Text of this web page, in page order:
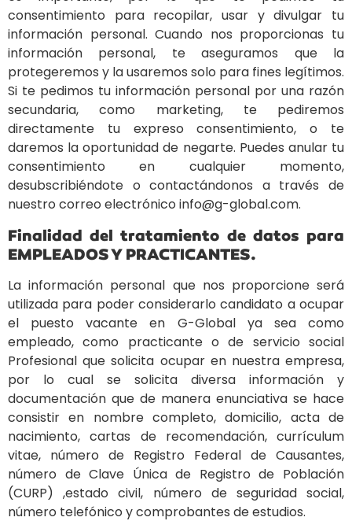
consentimiento para recopilar, usar y divulgar tu
información personal. Cuando nos proporcionas tu
información personal, te aseguramos que la
protegeremos y la usaremos solo para fines legítimos.
Si te pedimos tu información personal por una razón
secundaria, como marketing, te pediremos
directamente tu expreso consentimiento, o te
daremos la oportunidad de negarte. Puedes anular tu
consentimiento en cualquier momento,
desubscribiéndote o contactándonos a través de
nuestro correo electrónico info@g-global.com.
Finalidad del tratamiento de datos para
EMPLEADOS Y PRACTICANTES.
La información personal que nos proporcione será
utilizada para poder considerarlo candidato a ocupar
el puesto vacante en G-Global ya sea como
empleado, como practicante o de servicio social
Profesional que solicita ocupar en nuestra empresa,
por lo cual se solicita diversa información y
documentación que de manera enunciativa se hace
consistir en nombre completo, domicilio, acta de
nacimiento, cartas de recomendación, currículum
vitae, número de Registro Federal de Causantes,
número de Clave Única de Registro de Población
(CURP) ,estado civil, número de seguridad social,
número telefónico y comprobantes de estudios.